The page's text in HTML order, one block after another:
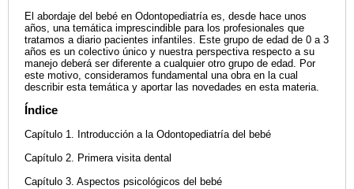
El abordaje del bebé en Odontopediatría es, desde hace unos
años, una temática imprescindible para los profesionales que
tratamos a diario pacientes infantiles. Este grupo de edad de 0 a 3
años es un colectivo único y nuestra perspectiva respecto a su
manejo deberá ser diferente a cualquier otro grupo de edad. Por
este motivo, consideramos fundamental una obra en la cual
describir esta temática y aportar las novedades en esta materia.
Índice
Capítulo 1. Introducción a la Odontopediatría del bebé
Capítulo 2. Primera visita dental
Capítulo 3. Aspectos psicológicos del bebé